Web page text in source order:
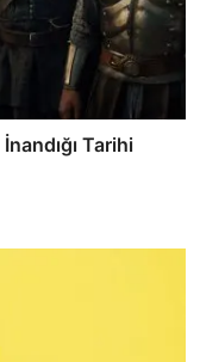
Tarihi